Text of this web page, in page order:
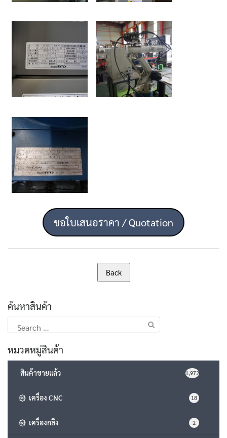
ขอใบเสนอราคา / Quotation
ค้นหาสินค้า
for:
หมวดหมู่สินค้า
สินค้าขายแล้ว 1,972
เครื่อง CNC 18
เครื่องกลึง 2